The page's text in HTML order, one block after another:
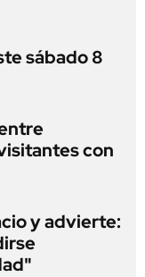
sábado 8
con
y advierte: